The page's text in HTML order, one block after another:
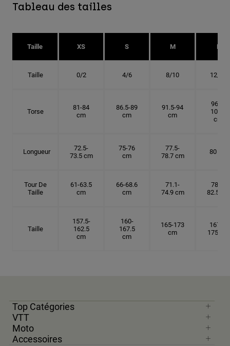
Tableau des tailles
Taille XS S M L
Taille 0/2 4/6 8/10 12/14
Torse
81-84
cm
86.5-89
cm
91.5-94
cm
96.5-
101.5
cm
Longueur
72.5-
73.5 cm
75-76
cm
77.5-
78.7 cm
80 cm
Tour De
Taille
61-63.5
cm
66-68.6
cm
71.1-
74.9 cm
78.7-
82.5 cm
Taille
157.5-
162.5
cm
160-
167.5
cm
165-173
cm
167.5-
175 cm
Top Catégories
VTT
Moto
Accessoires